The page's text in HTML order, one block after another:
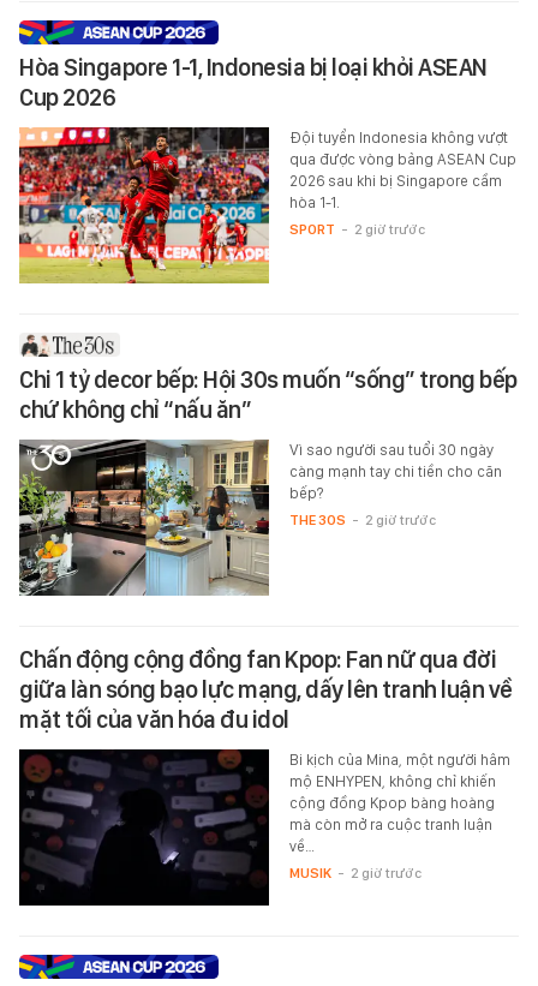
Hòa Singapore 1-1, Indonesia bị loại khỏi ASEAN
Cup 2026
Đội tuyển Indonesia không vượt
qua được vòng bảng ASEAN Cup
2026 sau khi bị Singapore cầm
hòa 1-1.
SPORT - 2 giờ trước
Chi 1 tỷ decor bếp: Hội 30s muốn “sống” trong bếp
chứ không chỉ “nấu ăn”
Vì sao người sau tuổi 30 ngày
càng mạnh tay chi tiền cho căn
bếp?
THE 30S - 2 giờ trước
Chấn động cộng đồng fan Kpop: Fan nữ qua đời
giữa làn sóng bạo lực mạng, dấy lên tranh luận về
mặt tối của văn hóa đu idol
Bi kịch của Mina, một người hâm
mộ ENHYPEN, không chỉ khiến
cộng đồng Kpop bàng hoàng
mà còn mở ra cuộc tranh luận
về…
MUSIK - 2 giờ trước